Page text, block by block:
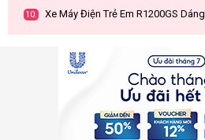
10. Xe Máy Điện Trẻ Em R1200GS